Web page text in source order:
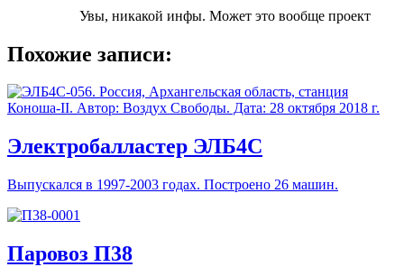
Увы, никакой инфы. Может это вообще проект
Похожие записи:
Электробалластер ЭЛБ4С
Выпускался в 1997-2003 годах. Построено 26 машин.
Паровоз П38